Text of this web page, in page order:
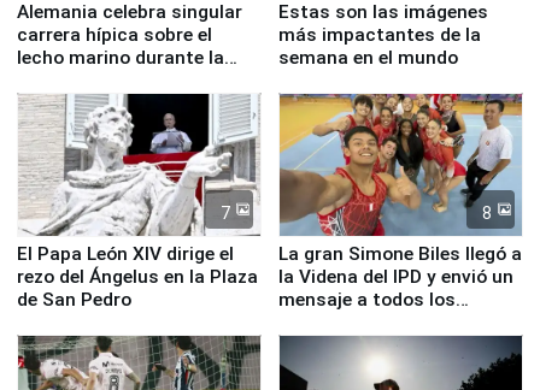
Alemania celebra singular
carrera hípica sobre el
lecho marino durante la
Estas son las imágenes
más impactantes de la
semana en el mundo
7
El Papa León XIV dirige el
rezo del Ángelus en la Plaza
de San Pedro
8
La gran Simone Biles llegó a
la Videna del IPD y envió un
mensaje a todos los